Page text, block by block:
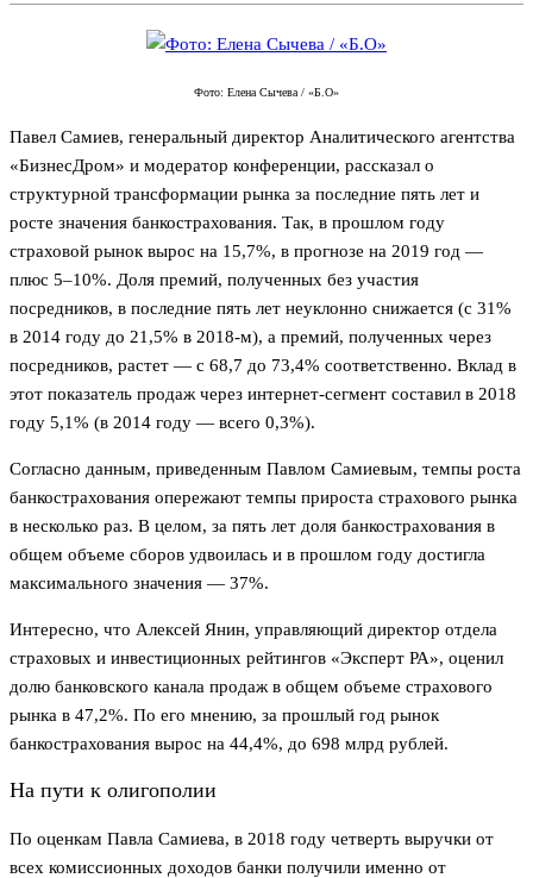
Фото: Елена Сычева / «Б.О»
Павел Самиев, генеральный директор Аналитического агентства
«БизнесДром» и модератор конференции, рассказал о
структурной трансформации рынка за последние пять лет и
росте значения банкострахования. Так, в прошлом году
страховой рынок вырос на 15,7%, в прогнозе на 2019 год —
плюс 5–10%. Доля премий, полученных без участия
посредников, в последние пять лет неуклонно снижается (с 31%
в 2014 году до 21,5% в 2018-м), а премий, полученных через
посредников, растет — с 68,7 до 73,4% соответственно. Вклад в
этот показатель продаж через интернет-сегмент составил в 2018
году 5,1% (в 2014 году — всего 0,3%).
Согласно данным, приведенным Павлом Самиевым, темпы роста
банкострахования опережают темпы прироста страхового рынка
в несколько раз. В целом, за пять лет доля банкострахования в
общем объеме сборов удвоилась и в прошлом году достигла
максимального значения — 37%.
Интересно, что Алексей Янин, управляющий директор отдела
страховых и инвестиционных рейтингов «Эксперт РА», оценил
долю банковского канала продаж в общем объеме страхового
рынка в 47,2%. По его мнению, за прошлый год рынок
банкострахования вырос на 44,4%, до 698 млрд рублей.
На пути к олигополии
По оценкам Павла Самиева, в 2018 году четверть выручки от
всех комиссионных доходов банки получили именно от